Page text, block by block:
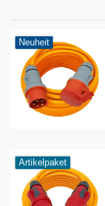
Neuheit
Artikelpaket